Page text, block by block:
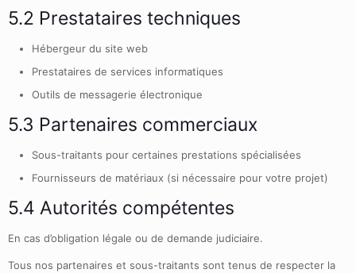
5.2 Prestataires techniques
Hébergeur du site web
Prestataires de services informatiques
Outils de messagerie électronique
5.3 Partenaires commerciaux
Sous-traitants pour certaines prestations spécialisées
Fournisseurs de matériaux (si nécessaire pour votre projet)
5.4 Autorités compétentes
En cas d’obligation légale ou de demande judiciaire.
Tous nos partenaires et sous-traitants sont tenus de respecter la